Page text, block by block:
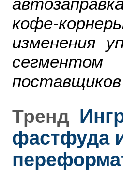
кофе-
изменения
Тренд
фастфуда